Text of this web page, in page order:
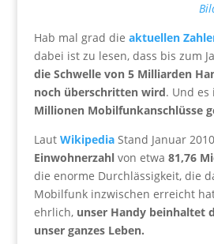
Hab mal grad die aktuellen
dabei ist zu lesen, dass bis zum
die Schwelle von 5 Milliarden
noch überschritten wird. Und es
Millionen Mobilfunkanschlüsse
Laut Wikipedia Stand Januar
Einwohnerzahl von etwa 81,76
die enorme Durchlässigkeit, die
Mobilfunk inzwischen erreicht
ehrlich, unser Handy beinhaltet
unser ganzes Leben.